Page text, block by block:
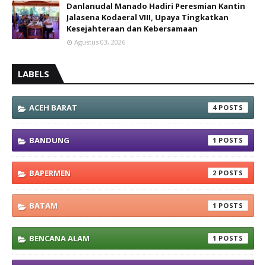
Danlanudal Manado Hadiri Peresmian Kantin
Jalasena Kodaeral VIII, Upaya Tingkatkan
Kesejahteraan dan Kebersamaan
Agustus 03, 2026
LABELS
ACEH BARAT 4
BANDUNG 1
BAPERMEN 2
BATAM 1
BENCANA ALAM 1